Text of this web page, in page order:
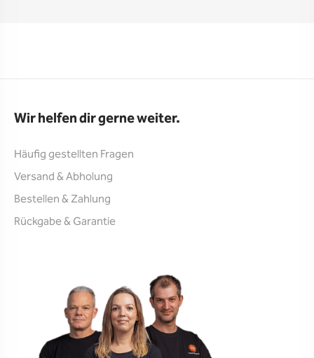
Wir helfen dir gerne weiter.
Häufig gestellten Fragen
Versand & Abholung
Bestellen & Zahlung
Rückgabe & Garantie